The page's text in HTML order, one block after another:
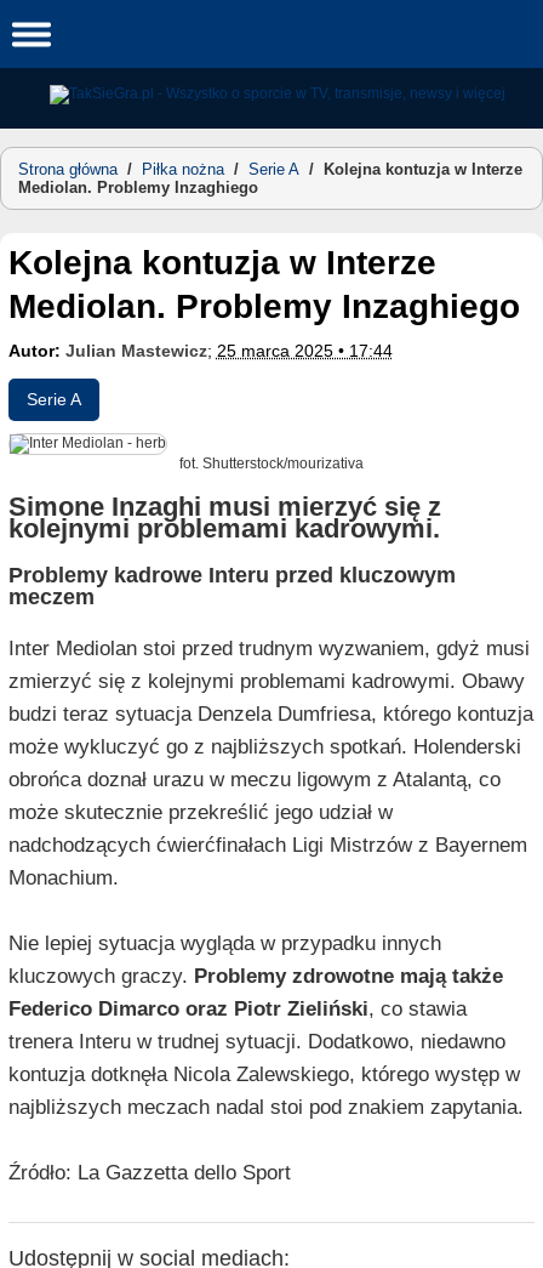
to
Strona główna/ Piłka nożna/ Serie A /
Kolejna kontuzja w Interze
Mediolan. Problemy Inzaghiego
Kolejna kontuzja w Interze
Mediolan. Problemy Inzaghiego
Autor: Julian Mastewicz; 25 marca 2025 • 17:44
Serie A
fot. Shutterstock/mourizativa
Simone Inzaghi musi mierzyć się z
kolejnymi problemami kadrowymi.
Problemy kadrowe Interu przed kluczowym
meczem
Inter Mediolan stoi przed trudnym wyzwaniem, gdyż musi
zmierzyć się z kolejnymi problemami kadrowymi. Obawy
budzi teraz sytuacja Denzela Dumfriesa, którego kontuzja
może wykluczyć go z najbliższych spotkań. Holenderski
obrońca doznał urazu w meczu ligowym z Atalantą, co
może skutecznie przekreślić jego udział w
nadchodzących ćwierćfinałach Ligi Mistrzów z Bayernem
Monachium.
Nie lepiej sytuacja wygląda w przypadku innych
kluczowych graczy. Problemy zdrowotne mają także
Federico Dimarco oraz Piotr Zieliński, co stawia
trenera Interu w trudnej sytuacji. Dodatkowo, niedawno
kontuzja dotknęła Nicola Zalewskiego, którego występ w
najbliższych meczach nadal stoi pod znakiem zapytania.
Źródło: La Gazzetta dello Sport
Udostępnij w social mediach: